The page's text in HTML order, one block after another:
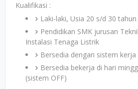
Kualifikasi :
Laki-laki, Usia 20 s/d 30 tahun
Pendidikan SMK jurusan
Instalasi Tenaga Listrik
Bersedia dengan sistem
Bersedia bekerja di hari
(sistem OFF)